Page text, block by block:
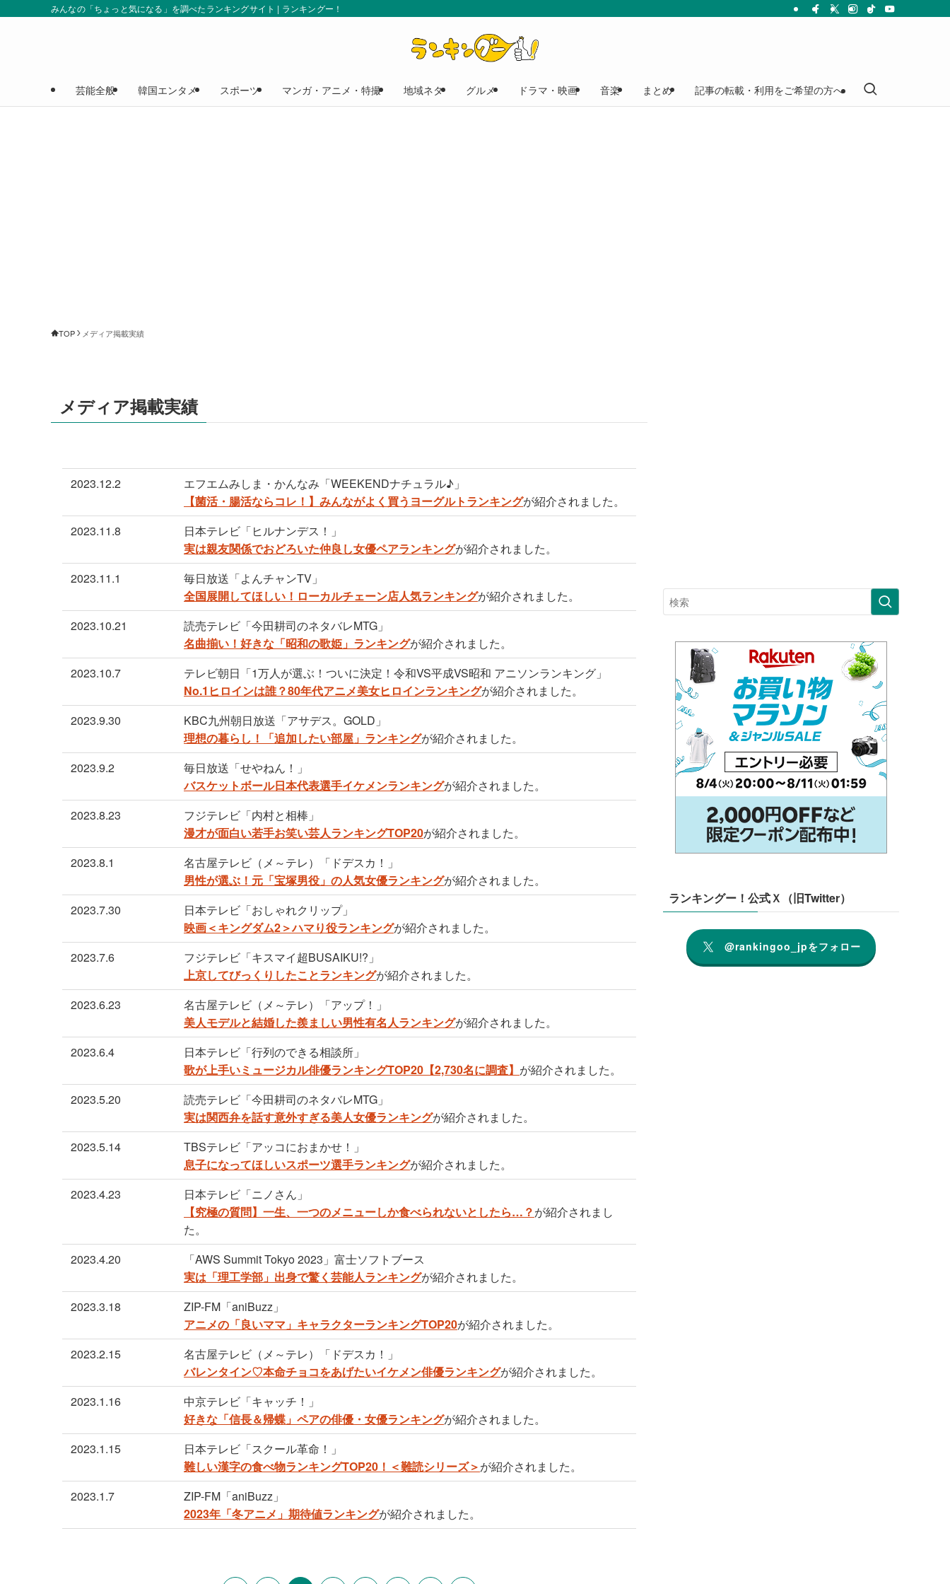
みんなの「ちょっと気になる」を調べたランキングサイト | ランキングー！
芸能全般 韓国エンタメ スポーツ マンガ・アニメ・特撮 地域ネタ グルメ ドラマ・映画 音楽 まとめ 記事の転載・利用をご希望の方へ
TOP メディア掲載実績
メディア掲載実績
2023.12.2
エフエムみしま・かんなみ「WEEKENDナチュラル♪」
【菌活・腸活ならコレ！】みんながよく買うヨーグルトランキングが紹介されました。
2023.11.8
日本テレビ「ヒルナンデス！」
実は親友関係でおどろいた仲良し女優ペアランキングが紹介されました。
2023.11.1
毎日放送「よんチャンTV」
全国展開してほしい！ローカルチェーン店人気ランキングが紹介されました。
2023.10.21
読売テレビ「今田耕司のネタバレMTG」
名曲揃い！好きな「昭和の歌姫」ランキングが紹介されました。
2023.10.7
テレビ朝日「1万人が選ぶ！ついに決定！令和VS平成VS昭和 アニソンランキング」
No.1ヒロインは誰？80年代アニメ美女ヒロインランキングが紹介されました。
2023.9.30
KBC九州朝日放送「アサデス。GOLD」
理想の暮らし！「追加したい部屋」ランキングが紹介されました。
2023.9.2
毎日放送「せやねん！」
バスケットボール日本代表選手イケメンランキングが紹介されました。
2023.8.23
フジテレビ「内村と相棒」
漫才が面白い若手お笑い芸人ランキングTOP20が紹介されました。
2023.8.1
名古屋テレビ（メ～テレ）「ドデスカ！」
男性が選ぶ！元「宝塚男役」の人気女優ランキングが紹介されました。
2023.7.30
日本テレビ「おしゃれクリップ」
映画＜キングダム2＞ハマり役ランキングが紹介されました。
2023.7.6
フジテレビ「キスマイ超BUSAIKU!?」
上京してびっくりしたことランキングが紹介されました。
2023.6.23
名古屋テレビ（メ～テレ）「アップ！」
美人モデルと結婚した羨ましい男性有名人ランキングが紹介されました。
2023.6.4
日本テレビ「行列のできる相談所」
歌が上手いミュージカル俳優ランキングTOP20【2,730名に調査】 が紹介されました。
2023.5.20
読売テレビ「今田耕司のネタバレMTG」
実は関西弁を話す意外すぎる美人女優ランキングが紹介されました。
2023.5.14
TBSテレビ「アッコにおまかせ！」
息子になってほしいスポーツ選手ランキングが紹介されました。
2023.4.23
日本テレビ「ニノさん」
【究極の質問】一生、一つのメニューしか食べられないとしたら…？が紹介されまし
た。
2023.4.20
「AWS Summit Tokyo 2023」富士ソフトブース
実は「理工学部」出身で驚く芸能人ランキングが紹介されました。
2023.3.18
ZIP-FM「aniBuzz」
アニメの「良いママ」キャラクターランキングTOP20が紹介されました。
2023.2.15
名古屋テレビ（メ～テレ）「ドデスカ！」
バレンタイン♡本命チョコをあげたいイケメン俳優ランキングが紹介されました。
2023.1.16
中京テレビ「キャッチ！」
好きな「信長＆帰蝶」ペアの俳優・女優ランキングが紹介されました。
2023.1.15
日本テレビ「スクール革命！」
難しい漢字の食べ物ランキングTOP20！＜難読シリーズ＞が紹介されました。
2023.1.7
ZIP-FM「aniBuzz」
2023年「冬アニメ」期待値ランキングが紹介されました。
ランキングー！公式Ｘ（旧Twitter）
@rankingoo_jpをフォロー